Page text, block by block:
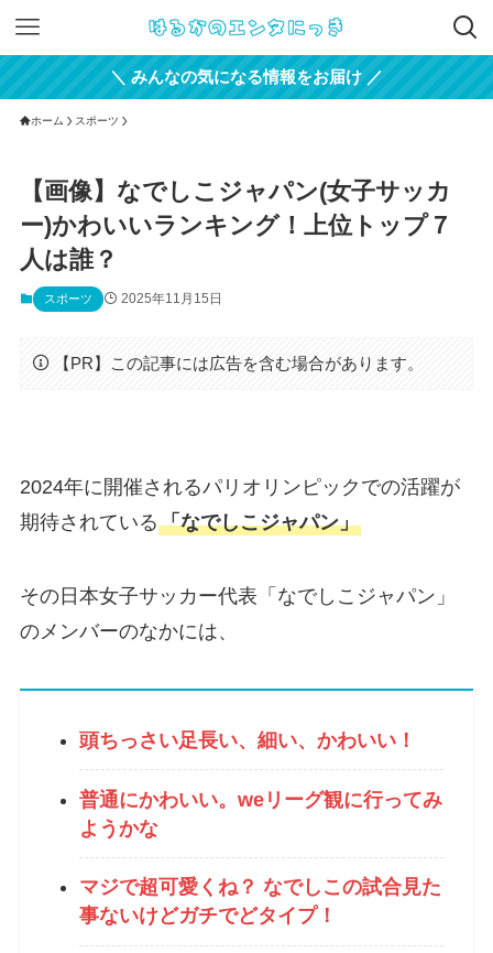
＼ みんなの気になる情報をお届け ／
ホーム スポーツ
【画像】なでしこジャパン(女子サッカ
ー)かわいいランキング！上位トップ７
人は誰？
スポーツ 2025年11月15日
【PR】この記事には広告を含む場合があります。
2024年に開催されるパリオリンピックでの活躍が
期待されている「なでしこジャパン」
その日本女子サッカー代表「なでしこジャパン」
のメンバーのなかには、
頭ちっさい足長い、細い、かわいい！
普通にかわいい。weリーグ観に行ってみ
ようかな
マジで超可愛くね？ なでしこの試合見た
事ないけどガチでどタイプ！